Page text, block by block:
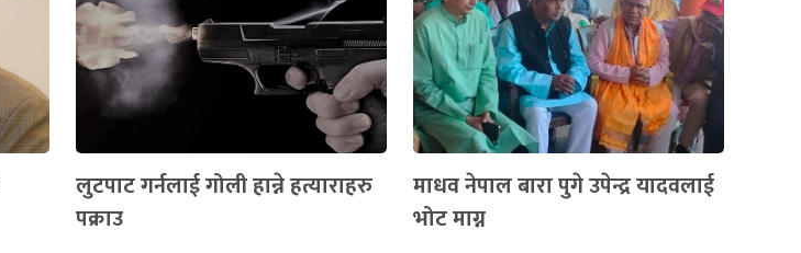
लुटपाट गर्नलाई गोली हान्ने हत्याराहरु
पक्राउ
माधव नेपाल बारा पुगे उपेन्द्र यादवलाई
भोट माग्न